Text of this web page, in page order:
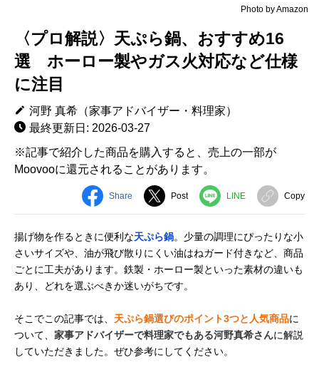
Photo by Amazon
〈プロ解説〉天ぷら鍋、おすすめ16
選 ホーロー製やガス火対応など仕様
に注目
河野 真希（家事アドバイザー・料理家）
最終更新日: 2026-03-27
※記事で紹介した商品を購入すると、売上の一部が
Moovooに還元されることがあります。
Share Post LINE Copy
揚げ物を作るときに便利な天ぷら鍋。少量の調理にぴったりな小
さいサイズや、油が飛び散りにくい油はねガード付きなど、商品
ごとに工夫があります。鉄製・ホーロー製といった素材の違いも
あり、どれを選ぶべきか迷いがちです。
そこでこの記事では、 天ぷら鍋選びのポイント3つと人気商品に
ついて、 家事アドバイザーで料理家でもある河野真希さんに解説
していただきました。ぜひ参考にしてください。